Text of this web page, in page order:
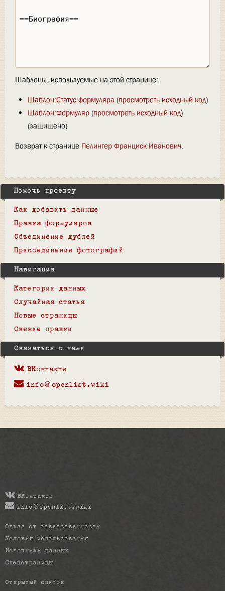
Шаблоны, используемые на этой странице:
Шаблон:Статус формуляра (просмотреть исходный код)
Шаблон:Формуляр(просмотреть исходный код)
(защищено)
Возврат к странице Пелингер Франциск Иванович.
Помочь проекту
Как добавить данные
Правка формуляров
Объединение дублей
Присоединение фотографий
Навигация
Категории данных
Случайная статья
Новые страницы
Свежие правки
Связаться с нами
ВКонтакте
info@openlist.wiki
ВКонтакте
info@openlist.wiki
Отказ от ответственности
Условия использования
Источники данных
Спецстраницы
Открытый список